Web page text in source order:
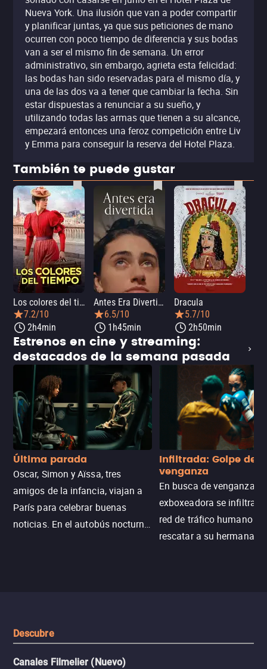
Nueva York. Una ilusión que van a poder compartir
y planificar juntas, ya que sus peticiones de mano
ocurren con poco tiempo de diferencia y sus bodas
van a ser el mismo fin de semana. Un error
administrativo, sin embargo, agrieta esta felicidad:
las bodas han sido reservadas para el mismo día, y
una de las dos va a tener que cambiar la fecha. Sin
estar dispuestas a renunciar a su sueño, y
utilizando todas las armas que tienen a su alcance,
empezará entonces una feroz competición entre Liv
y Emma para conseguir la reserva del Hotel Plaza.
También te puede gustar
Los colores del tiempo
7.2/10
2h4min
Antes Era Divertida
6.5/10
1h45min
Dracula
5.7/10
2h50min
Estrenos en cine y streaming:
destacados de la semana pasada
Última parada
Oscar, Simon y Aïssa, tres
amigos de la infancia, viajan a
París para celebrar buenas
noticias. En el autobús nocturno
Infiltrada: Golpe de
venganza
En busca de venganza,
exboxeadora se infiltra
red de tráfico humano
rescatar a su hermana
Descubre
Canales Filmelier (Nuevo)